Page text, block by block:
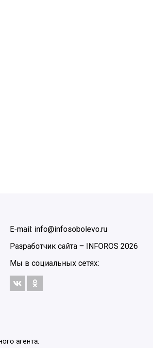
E-mail: info@infosobolevo.ru
Разработчик сайта – INFOROS 2026
Мы в социальных сетях:
агента: